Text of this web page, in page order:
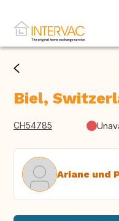
Biel,
CH54785
Ariane und